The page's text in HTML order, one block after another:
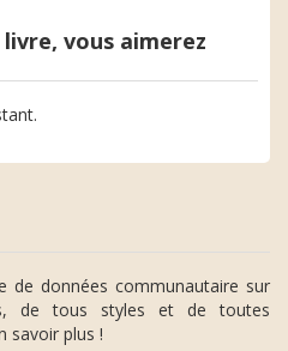
livre, vous aimerez
de données communautaire sur
de tous styles et de toutes
savoir plus !